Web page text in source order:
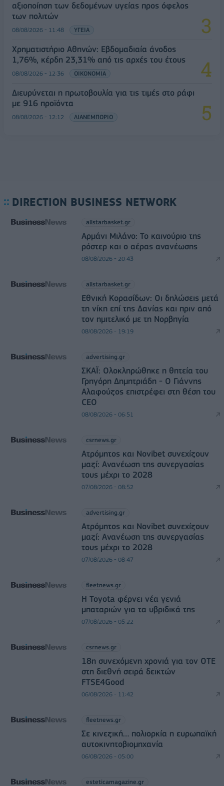
αξιοποίηση των δεδομένων υγείας προς όφελος
των πολιτών
08/08/2026 - 11:48 ΥΓΕΙΑ
Χρηματιστήριο Αθηνών: Εβδομαδιαία άνοδος
1,76%, κέρδη 23,31% από τις αρχές του έτους
08/08/2026 - 12:36 ΟΙΚΟΝΟΜΙΑ
Διευρύνεται η πρωτοβουλία για τις τιμές στο ράφι
με 916 προϊόντα
08/08/2026 - 12:12 ΛΙΑΝΕΜΠΟΡΙΟ
DIRECTION BUSINESS NETWORK
allstarbasket.gr
Αρμάνι Μιλάνο: Το καινούριο της
ρόστερ και ο αέρας ανανέωσης
08/08/2026 - 20:43
allstarbasket.gr
Εθνική Κορασίδων: Οι δηλώσεις μετά
τη νίκη επί της Δανίας και πριν από
τον ημιτελικό με τη Νορβηγία
08/08/2026 - 19:19
advertising.gr
ΣΚΑΪ: Ολοκληρώθηκε η θητεία του
Γρηγόρη Δημητριάδη - Ο Γιάννης
Αλαφούζος επιστρέφει στη θέση του
CEO
08/08/2026 - 06:51
csrnews.gr
Ατρόμητος και Novibet συνεχίζουν
μαζί: Ανανέωση της συνεργασίας
τους μέχρι το 2028
07/08/2026 - 08:52
advertising.gr
Ατρόμητος και Novibet συνεχίζουν
μαζί: Ανανέωση της συνεργασίας
τους μέχρι το 2028
07/08/2026 - 08:47
fleetnews.gr
Η Toyota φέρνει νέα γενιά
μπαταριών για τα υβριδικά της
07/08/2026 - 05:22
csrnews.gr
18η συνεχόμενη χρονιά για τον ΟΤΕ
στη διεθνή σειρά δεικτών
FTSE4Good
06/08/2026 - 11:42
fleetnews.gr
Σε κινεζική… πολιορκία η ευρωπαϊκή
αυτοκινητοβιομηχανία
06/08/2026 - 05:00
esteticamagazine.gr